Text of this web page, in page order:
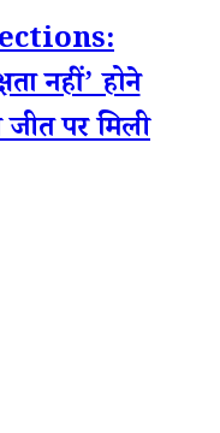
नहीं’ होने
पर मिली